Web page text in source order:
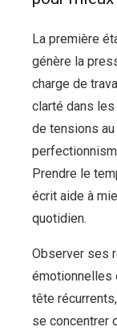
La première
génère la
charge de
clarté dans
de tensions au
Prendre le
écrit aide à
quotidien.
Observer ses
émotionnelles
tête
se concentrer